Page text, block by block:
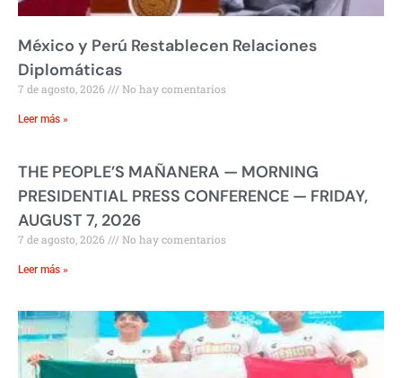
México y Perú Restablecen Relaciones
Diplomáticas
7 de agosto, 2026 No hay comentarios
Leer más »
THE PEOPLE’S MAÑANERA — MORNING
PRESIDENTIAL PRESS CONFERENCE — FRIDAY,
AUGUST 7, 2026
7 de agosto, 2026 No hay comentarios
Leer más »